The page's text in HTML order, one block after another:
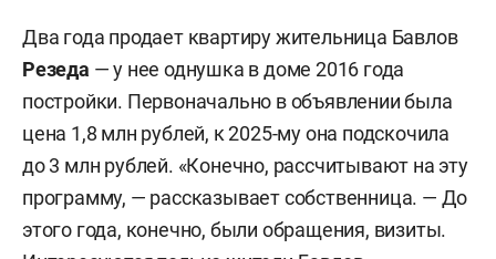
Два года продает квартиру жительница Бавлов
Резеда — у нее однушка в доме 2016 года
постройки. Первоначально в объявлении была
цена 1,8 млн рублей, к 2025-му она подскочила
до 3 млн рублей. «Конечно, рассчитывают на эту
программу, — рассказывает собственница. — До
этого года, конечно, были обращения, визиты.